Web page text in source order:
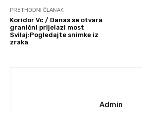
PRETHODNI ČLANAK
Koridor Vc / Danas se otvara
granični prijelazi most
Svilaj:Pogledajte snimke iz
zraka
Admin